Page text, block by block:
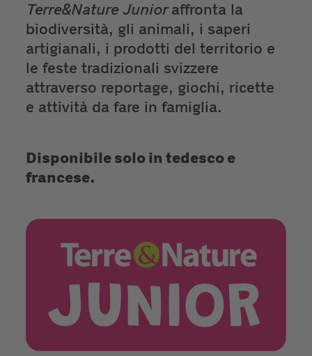
Terre&Nature Junioraffronta la
biodiversità, gli animali, i saperi
artigianali, i prodotti del territorio e
le feste tradizionali svizzere
attraverso reportage, giochi, ricette
e attività da fare in famiglia.
Disponibile solo in tedesco e
francese.